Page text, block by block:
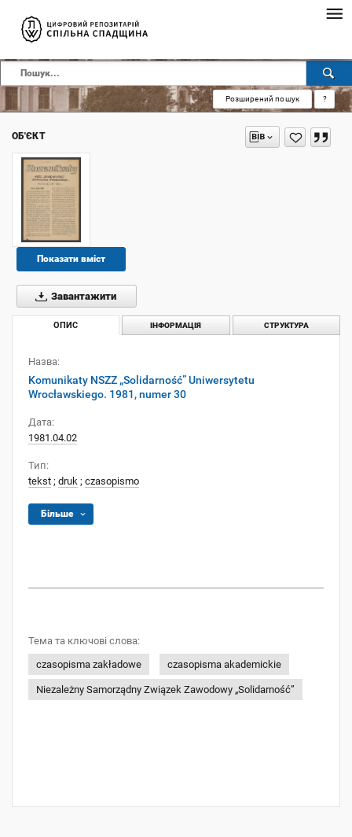
Розширений пошук ?
ОБ'ЄКТ
Показати вміст
Завантажити
ОПИС ІНФОРМАЦІЯ СТРУКТУРА
Назва:
Komunikaty NSZZ „Solidarność” Uniwersytetu
Wrocławskiego. 1981, numer 30
Дата:
1981.04.02
Тип:
tekst ; druk ; czasopismo
Більше
Тема та ключові слова:
czasopisma zakładowe
czasopisma akademickie
Niezależny Samorządny Związek Zawodowy „Solidarność”